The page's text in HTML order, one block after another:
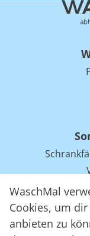
WaschMal
Cookies, um
anbieten zu
Einsparpotentiale